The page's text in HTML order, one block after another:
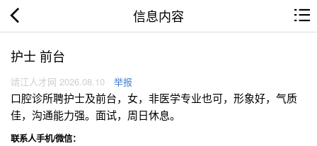
信息内容
护士 前台
靖江人才网 2026.08.10 举报
口腔诊所聘护士及前台，女，非医学专业也可，形象好，气质
佳，沟通能力强。面试，周日休息。
联系人手机/微信：